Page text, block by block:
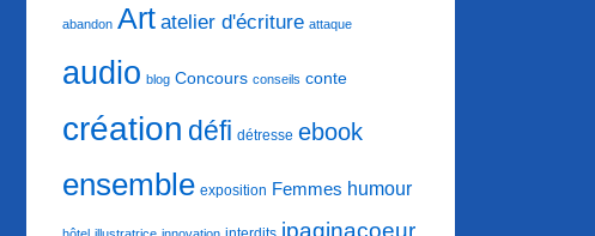
abandon Art atelier d'écriture attaque
audio blog Concours conseils conte
création défi détresse ebook
ensemble exposition Femmes humour